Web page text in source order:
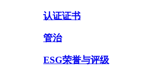
认证证书
管治
ESG荣誉与评级